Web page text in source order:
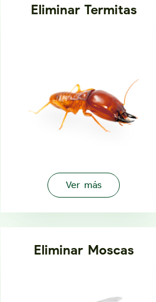
Eliminar Termitas
Ver más
Eliminar Moscas